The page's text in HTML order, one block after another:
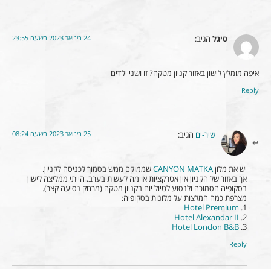
סיגלהגיב: 24 בינואר 2023 בשעה 23:55
איפה מומלץ לישון באזור קניון מטקה? זו ושני ילדים
Reply
שיר-ים הגיב: 25 בינואר 2023 בשעה 08:24
יש את מלוןCANYON MATKAשממוקם ממש בסמוך לכניסה לקניון.
אך באזור של הקניון אין אטרקציות או מה לעשות בערב. הייתי ממליצה לישון
בסקופיה הסמוכה ולנסוע לטיול יום בקניון מטקה (מרחק נסיעה קצר).
מצרפת כמה המלצות על מלונות בסקופיה:
Hotel Premium
Hotel Alexandar II
Hotel London B&B
Reply